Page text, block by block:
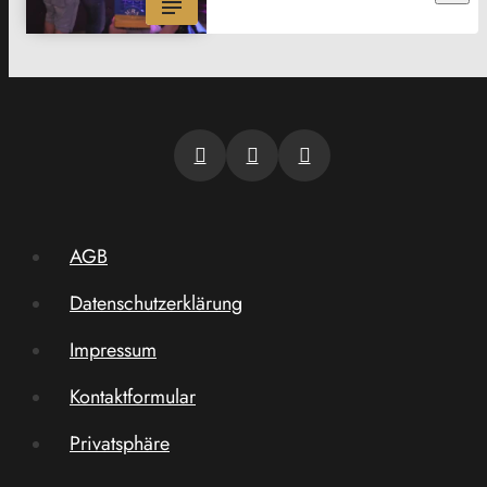
AGB
Datenschutzerklärung
Impressum
Kontaktformular
Privatsphäre